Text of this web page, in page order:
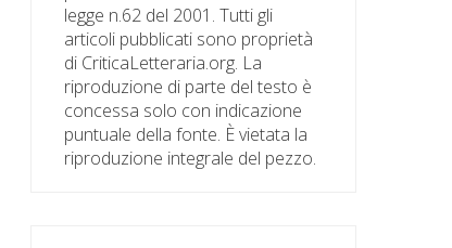
legge n.62 del 2001. Tutti gli
articoli pubblicati sono proprietà
di CriticaLetteraria.org. La
riproduzione di parte del testo è
concessa solo con indicazione
puntuale della fonte. È vietata la
riproduzione integrale del pezzo.